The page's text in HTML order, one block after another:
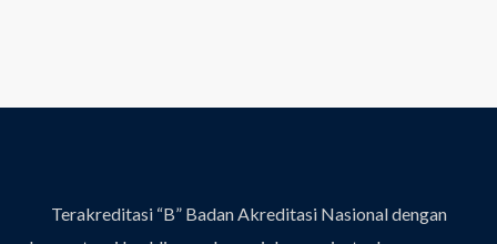
Terakreditasi “B” Badan Akreditasi Nasional dengan